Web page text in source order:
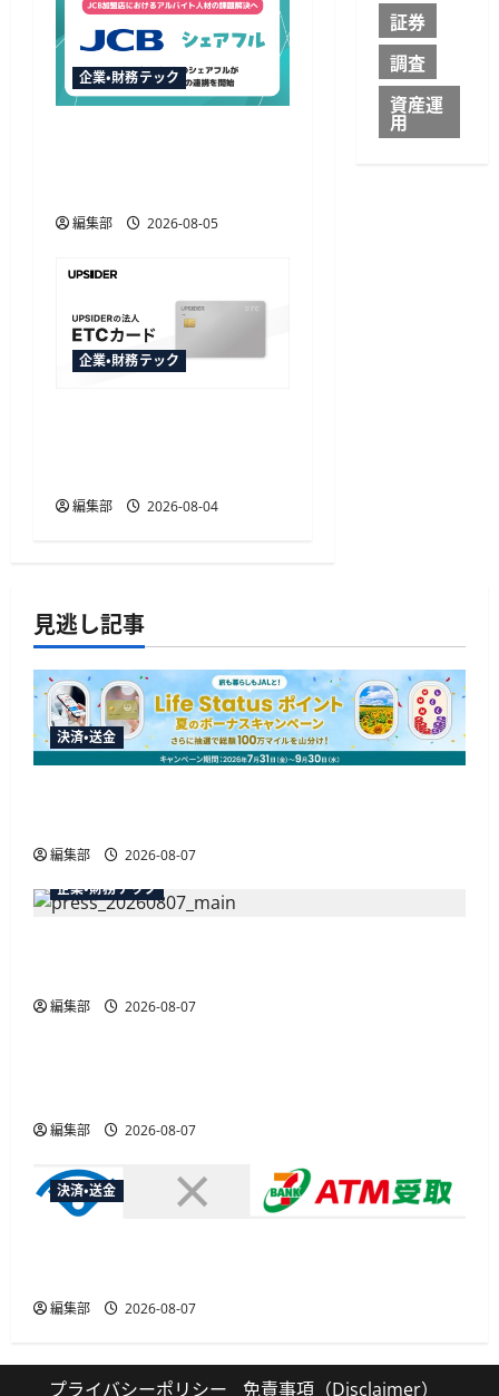
企業・財務テック
編集部 2026-08-05
企業・財務テック
編集部 2026-08-04
証券
調査
資産運
用
見逃し記事
決済・送金
編集部
2026-08-07
企業・財務テック
編集部 2026-08-07
広告
編集部 2026-08-07
決済・送金
編集部 2026-08-07
プライバシーポリシー 免責事項（Disclaimer）